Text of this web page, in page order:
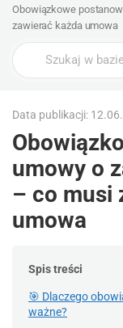
Obowiązkowe
zawierać każda umowa
Wyszukaj
Data publikacji:
umowy o
– co musi
umowa
Spis treści
🎯 Dlaczego
ważne?